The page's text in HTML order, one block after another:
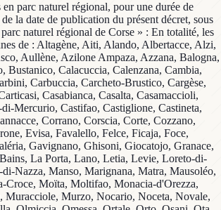
parc naturel régional, pour une durée de
la date de publication du présent décret, sous
naturel régional de Corse » : En totalité, les
de : Altagène, Aiti, Alando, Albertacce, Alzi,
Aullène, Azilone Ampaza, Azzana, Balogna,
Bustanico, Calacuccia, Calenzana, Cambia,
Carbuccia, Carcheto-Brustico, Cargèse,
Casabianca, Casalta, Casamaccioli,
di-Mercurio, Castifao, Castiglione, Castineta,
Corrano, Corscia, Corte, Cozzano,
Evisa, Favalello, Felce, Ficaja, Foce,
Gavignano, Ghisoni, Giocatojo, Granace,
La Porta, Lano, Letia, Levie, Loreto-di-
Nazza, Manso, Marignana, Matra, Mausoléo,
Croce, Moïta, Moltifao, Monacia-d'Orezza,
Muracciole, Murzo, Nocario, Noceta, Novale,